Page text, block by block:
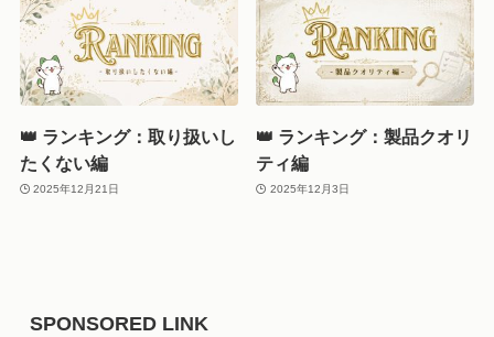
👑 ランキング：取り扱いし
たくない編
2025年12月21日
👑 ランキング：製品クオリ
ティ編
2025年12月3日
SPONSORED LINK